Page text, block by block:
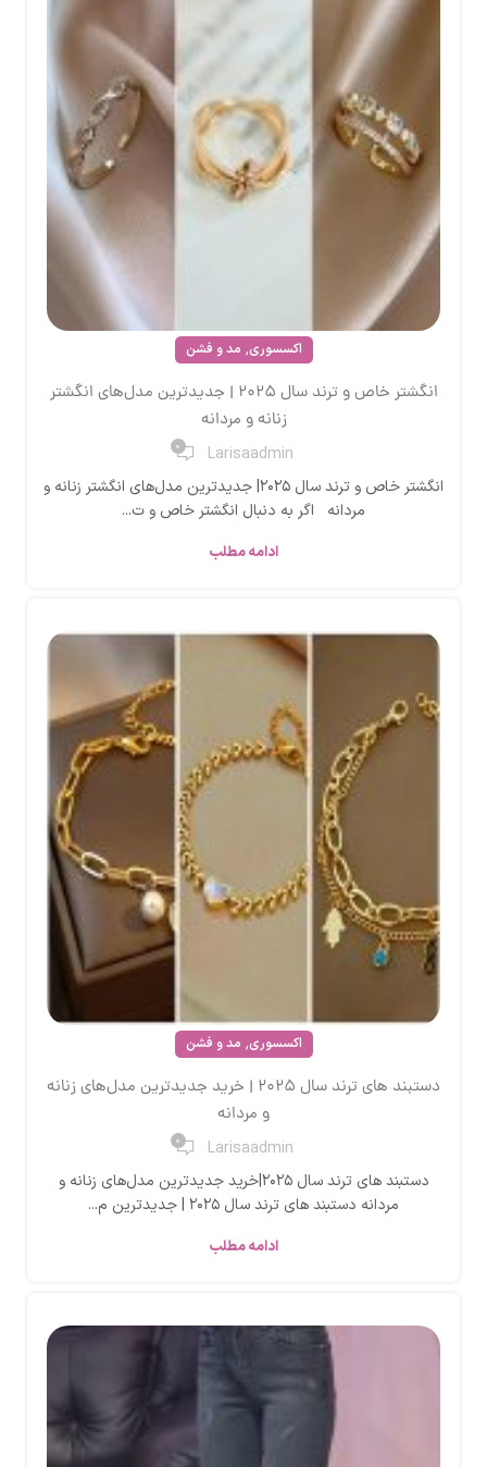
اکسسوری, مد و فشن
انگشتر خاص و ترند سال ۲۰۲۵ | جدیدترین مدل‌های انگشتر
زنانه و مردانه
Larisaadmin
0
انگشتر خاص و ترند سال ۲۰۲۵| جدیدترین مدل‌های انگشتر زنانه و
مردانه اگر به دنبال انگشتر خاص و ت...
ادامه مطلب
اکسسوری, مد و فشن
دستبند های ترند سال ۲۰۲۵ | خرید جدیدترین مدل‌های زنانه
و مردانه
Larisaadmin
0
دستبند های ترند سال ۲۰۲۵|خرید جدیدترین مدل‌های زنانه و
مردانه دستبند های ترند سال ۲۰۲۵ | جدیدترین م...
ادامه مطلب